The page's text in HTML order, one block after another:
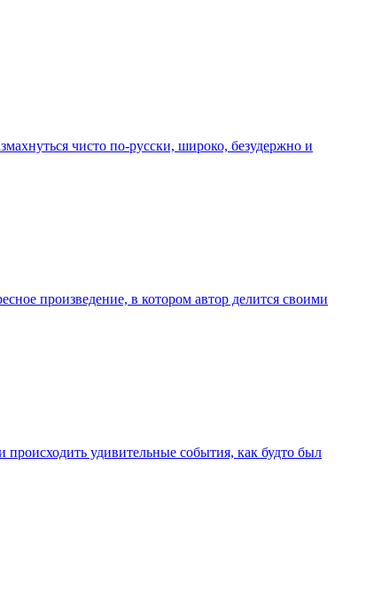
чисто по-русски, широко, безудержно и
произведение, в котором автор делится своими
удивительные события, как будто был